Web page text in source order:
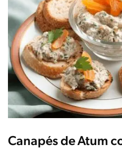
Canapés de Atum